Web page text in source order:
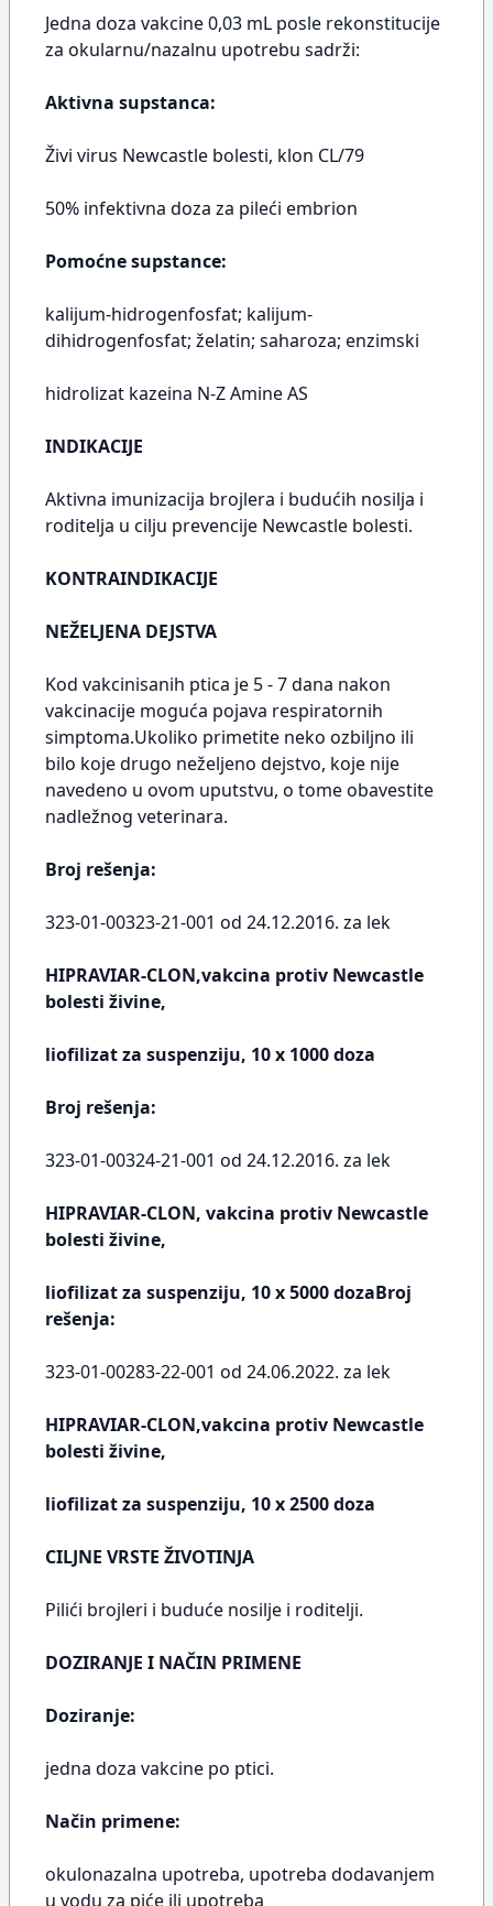
Jedna doza vakcine 0,03 mL posle rekonstitucije
za okularnu/nazalnu upotrebu sadrži:
Aktivna supstanca:
Živi virus Newcastle bolesti, klon CL/79
50% infektivna doza za pileći embrion
Pomoćne supstance:
kalijum-hidrogenfosfat; kalijum-
dihidrogenfosfat; želatin; saharoza; enzimski
hidrolizat kazeina N-Z Amine AS
INDIKACIJE
Aktivna imunizacija brojlera i budućih nosilja i
roditelja u cilju prevencije Newcastle bolesti.
KONTRAINDIKACIJE
NEŽELJENA DEJSTVA
Kod vakcinisanih ptica je 5 - 7 dana nakon
vakcinacije moguća pojava respiratornih
simptoma.Ukoliko primetite neko ozbiljno ili
bilo koje drugo neželjeno dejstvo, koje nije
navedeno u ovom uputstvu, o tome obavestite
nadležnog veterinara.
Broj rešenja:
323-01-00323-21-001 od 24.12.2016. za lek
HIPRAVIAR-CLON,vakcina protiv Newcastle
bolesti živine,
liofilizat za suspenziju, 10 x 1000 doza
Broj rešenja:
323-01-00324-21-001 od 24.12.2016. za lek
HIPRAVIAR-CLON, vakcina protiv Newcastle
bolesti živine,
liofilizat za suspenziju, 10 x 5000 dozaBroj
rešenja:
323-01-00283-22-001 od 24.06.2022. za lek
HIPRAVIAR-CLON,vakcina protiv Newcastle
bolesti živine,
liofilizat za suspenziju, 10 x 2500 doza
CILJNE VRSTE ŽIVOTINJA
Pilići brojleri i buduće nosilje i roditelji.
DOZIRANJE I NAČIN PRIMENE
Doziranje:
jedna doza vakcine po ptici.
Način primene:
okulonazalna upotreba, upotreba dodavanjem
u vodu za piće ili upotreba